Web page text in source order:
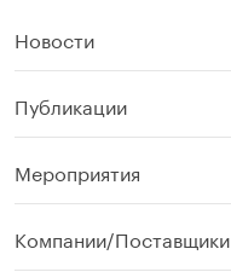
Новости
Публикации
Мероприятия
Компании/Поставщики